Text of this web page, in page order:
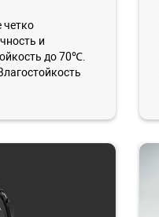
четко
и
до 70℃.